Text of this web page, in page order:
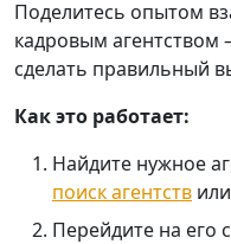
Поделитесь опытом
кадровым
сделать правильный
Как это работает:
Найдите нужное
поиск агентств
Перейдите на его